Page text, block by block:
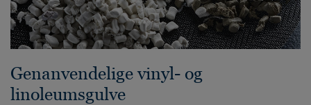
Genanvendelige vinyl- og
linoleumsgulve